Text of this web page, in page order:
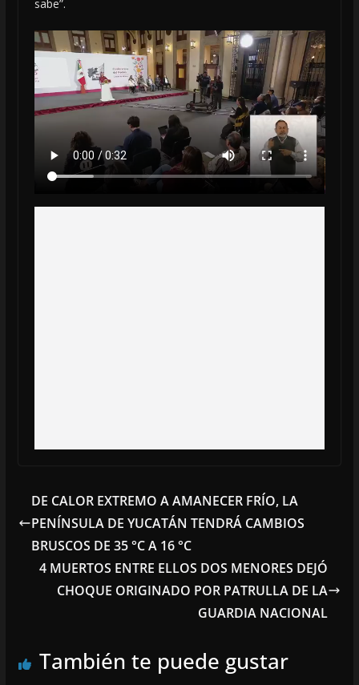
sabe”.
DE CALOR EXTREMO A AMANECER FRÍO, LA
PENÍNSULA DE YUCATÁN TENDRÁ CAMBIOS
BRUSCOS DE 35 °C A 16 °C
4 MUERTOS ENTRE ELLOS DOS MENORES DEJÓ
CHOQUE ORIGINADO POR PATRULLA DE LA
GUARDIA NACIONAL
También te puede gustar